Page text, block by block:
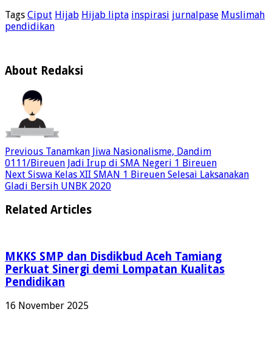
Tags Ciput Hijab Hijab lipta inspirasi jurnalpase Muslimah
pendidikan
About Redaksi
Previous Tanamkan Jiwa Nasionalisme, Dandim
0111/Bireuen Jadi Irup di SMA Negeri 1 Bireuen
Next Siswa Kelas XII SMAN 1 Bireuen Selesai Laksanakan
Gladi Bersih UNBK 2020
Related Articles
MKKS SMP dan Disdikbud Aceh Tamiang
Perkuat Sinergi demi Lompatan Kualitas
Pendidikan
16 November 2025